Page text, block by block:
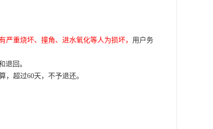
严重烧坏、撞角、进水氧化等人为损坏， 用户务
退回。
超过60天，不予退还。